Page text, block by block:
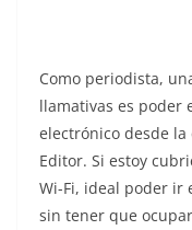
Como periodista,
llamativas es poder
electrónico desde la
Editor. Si estoy
Wi-Fi, ideal poder ir
sin tener que